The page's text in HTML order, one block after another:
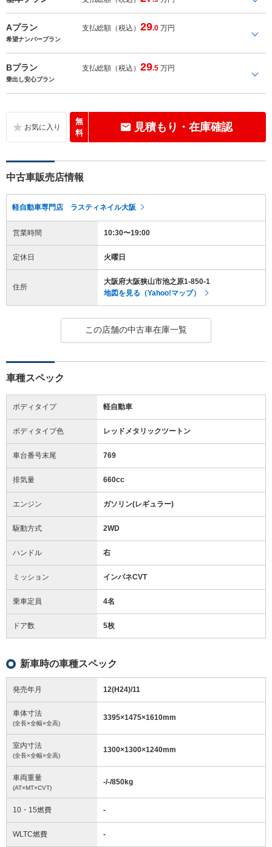
Aプラン 支払総額（税込）29.0 万円
希望ナンバープラン
Bプラン 支払総額（税込）29.5 万円
乗出し安心プラン
無
料
見積もり・在庫確認
中古車販売店情報
軽自動車専門店 ラスティネイル大阪
営業時間 10:30〜19:00
定休日 火曜日
住所
大阪府大阪狭山市池之原1-850-1
地図を見る（Yahoo!マップ）
この店舗の中古車在庫一覧
車種スペック
ボディタイプ 軽自動車
ボディタイプ色 レッドメタリックツートン
車台番号末尾 769
排気量 660cc
エンジン ガソリン(レギュラー)
駆動方式 2WD
ハンドル 右
ミッション インパネCVT
乗車定員 4名
ドア数 5枚
新車時の車種スペック
発売年月 12(H24)/11
車体寸法
(全長×全幅×全高)
3395×1475×1610mm
室内寸法
(全長×全幅×全高)
1300×1300×1240mm
車両重量
(AT×MT×CVT)
-/-/850kg
10・15燃費 -
WLTC燃費 -